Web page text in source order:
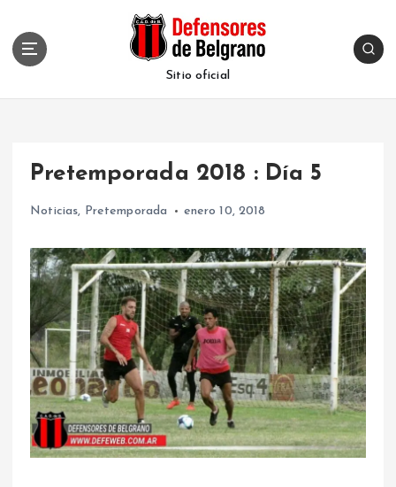
Sitio oficial
Pretemporada 2018 : Día 5
Noticias, Pretemporada enero 10, 2018